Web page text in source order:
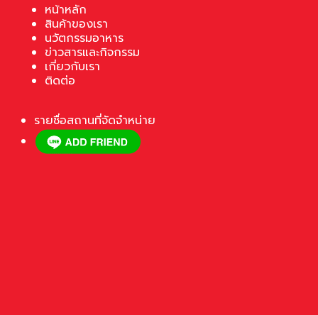
หน้าหลัก
สินค้าของเรา
นวัตกรรมอาหาร
ข่าวสารและกิจกรรม
เกี่ยวกับเรา
ติดต่อ
รายชื่อสถานที่จัดจำหน่าย